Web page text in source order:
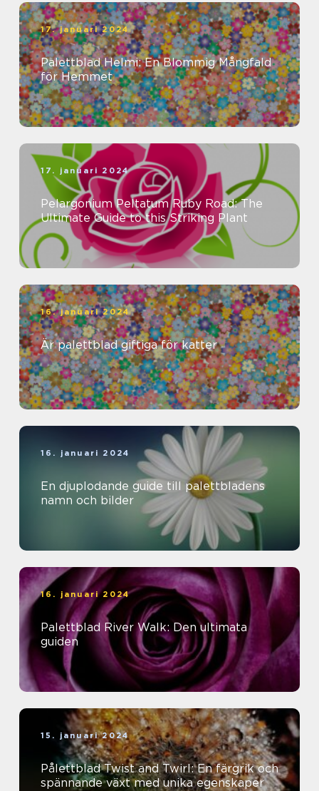
17. januari 2024
Palettblad Helmi: En Blommig Mångfald
för Hemmet
17. januari 2024
Pelargonium Peltatum Ruby Road: The
Ultimate Guide to this Striking Plant
16. januari 2024
Är palettblad giftiga för katter
16. januari 2024
En djuplodande guide till palettbladens
namn och bilder
16. januari 2024
Palettblad River Walk: Den ultimata
guiden
15. januari 2024
Pålettblad Twist and Twirl: En färgrik och
spännande växt med unika egenskaper